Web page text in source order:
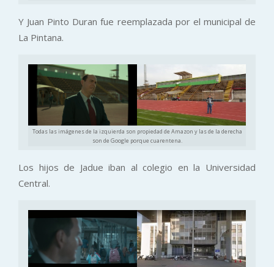
Y Juan Pinto Duran fue reemplazada por el municipal de
La Pintana.
Todas las imágenes de la izquierda son propiedad de Amazon y las de la derecha
son de Google porque cuarentena.
Los hijos de Jadue iban al colegio en la Universidad
Central.